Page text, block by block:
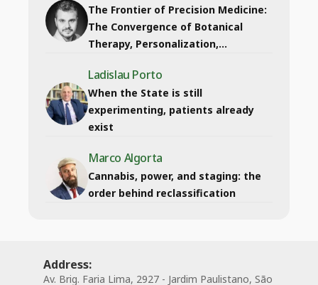
The Frontier of Precision Medicine:
The Convergence of Botanical
Therapy, Personalization,...
Ladislau Porto
When the State is still
experimenting, patients already
exist
Marco Algorta
Cannabis, power, and staging: the
order behind reclassification
Address:
Av. Brig. Faria Lima, 2927 - Jardim Paulistano, São